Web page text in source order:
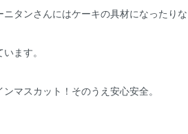
タンさんにはケーキの具材になったりな
ます。
マスカット！そのうえ安心安全。